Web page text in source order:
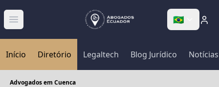
Abrir menú 🇧🇷
Início Diretório Legaltech Blog Jurídico Notícias
Advogados em Cuenca